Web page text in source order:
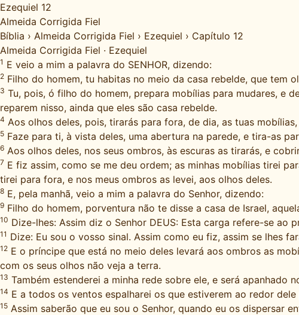
Ezequiel 12
Almeida Corrigida Fiel
Bíblia › Almeida Corrigida Fiel › Ezequiel › Capítulo 12
Almeida Corrigida Fiel · Ezequiel
1 E veio a mim a palavra do SENHOR, dizendo:
2 Filho do homem, tu habitas no meio da casa rebelde, que tem
3 Tu, pois, ó filho do homem, prepara mobílias para mudares, e
reparem nisso, ainda que eles são casa rebelde.
4 Aos olhos deles, pois, tirarás para fora, de dia, as tuas
5 Faze para ti, à vista deles, uma abertura na parede, e tira-as
6 Aos olhos deles, nos seus ombros, às escuras as tirarás, e
7 E fiz assim, como se me deu ordem; as minhas mobílias tirei
tirei para fora, e nos meus ombros as levei, aos olhos deles.
8 E, pela manhã, veio a mim a palavra do Senhor, dizendo:
9 Filho do homem, porventura não te disse a casa de Israel,
10 Dize-lhes: Assim diz o Senhor DEUS: Esta carga refere-se ao
11 Dize: Eu sou o vosso sinal. Assim como eu fiz, assim se lhes
12 E o príncipe que está no meio deles levará aos ombros as
com os seus olhos não veja a terra.
13 Também estenderei a minha rede sobre ele, e será apanhado
14 E a todos os ventos espalharei os que estiverem ao redor
15 Assim saberão que eu sou o Senhor, quando eu os dispersar